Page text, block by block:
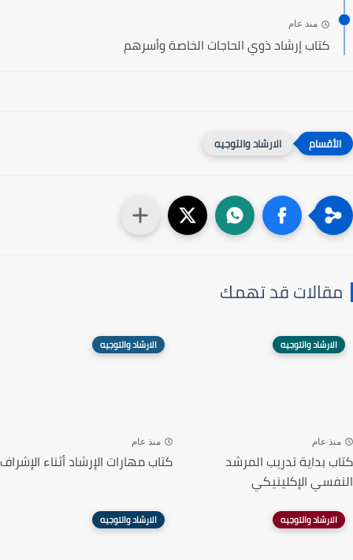
منذ عام
كتاب إرشاد ذوي الحاجات الخاصة وأسرهم
الارشاد والتوجيه
مقالات قد تهمك
الارشاد والتوجيه
منذ عام
كتاب بداية تدريب المرشد
النفسي الإكلينيكي
الارشاد والتوجيه
منذ عام
كتاب مهارات الإرشاد أثناء الإشراف
الارشاد والتوجيه الارشاد والتوجيه